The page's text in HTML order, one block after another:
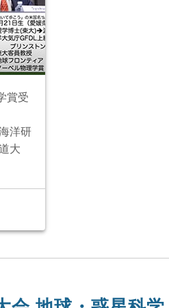
賞受
洋研
大